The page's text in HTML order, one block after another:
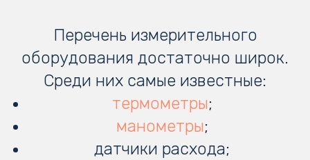
Перечень измерительного
оборудования достаточно широк.
Среди них самые известные:
термометры;
манометры;
датчики расхода;